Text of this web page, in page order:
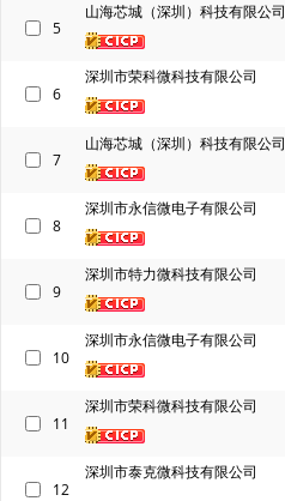
5
山海芯城（深圳）科技有限公司
6
深圳市荣科微科技有限公司
7
山海芯城（深圳）科技有限公司
8
深圳市永信微电子有限公司
9
深圳市特力微科技有限公司
10
深圳市永信微电子有限公司
11
深圳市荣科微科技有限公司
12
深圳市泰克微科技有限公司